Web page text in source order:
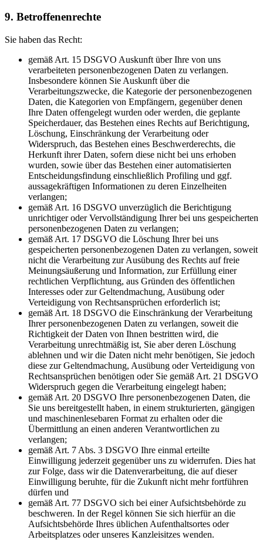
9. Betroffenenrechte
Sie haben das Recht:
gemäß Art. 15 DSGVO Auskunft über Ihre von uns
verarbeiteten personenbezogenen Daten zu verlangen.
Insbesondere können Sie Auskunft über die
Verarbeitungszwecke, die Kategorie der personenbezogenen
Daten, die Kategorien von Empfängern, gegenüber denen
Ihre Daten offengelegt wurden oder werden, die geplante
Speicherdauer, das Bestehen eines Rechts auf Berichtigung,
Löschung, Einschränkung der Verarbeitung oder
Widerspruch, das Bestehen eines Beschwerderechts, die
Herkunft ihrer Daten, sofern diese nicht bei uns erhoben
wurden, sowie über das Bestehen einer automatisierten
Entscheidungsfindung einschließlich Profiling und ggf.
aussagekräftigen Informationen zu deren Einzelheiten
verlangen;
gemäß Art. 16 DSGVO unverzüglich die Berichtigung
unrichtiger oder Vervollständigung Ihrer bei uns gespeicherten
personenbezogenen Daten zu verlangen;
gemäß Art. 17 DSGVO die Löschung Ihrer bei uns
gespeicherten personenbezogenen Daten zu verlangen, soweit
nicht die Verarbeitung zur Ausübung des Rechts auf freie
Meinungsäußerung und Information, zur Erfüllung einer
rechtlichen Verpflichtung, aus Gründen des öffentlichen
Interesses oder zur Geltendmachung, Ausübung oder
Verteidigung von Rechtsansprüchen erforderlich ist;
gemäß Art. 18 DSGVO die Einschränkung der Verarbeitung
Ihrer personenbezogenen Daten zu verlangen, soweit die
Richtigkeit der Daten von Ihnen bestritten wird, die
Verarbeitung unrechtmäßig ist, Sie aber deren Löschung
ablehnen und wir die Daten nicht mehr benötigen, Sie jedoch
diese zur Geltendmachung, Ausübung oder Verteidigung von
Rechtsansprüchen benötigen oder Sie gemäß Art. 21 DSGVO
Widerspruch gegen die Verarbeitung eingelegt haben;
gemäß Art. 20 DSGVO Ihre personenbezogenen Daten, die
Sie uns bereitgestellt haben, in einem strukturierten, gängigen
und maschinenlesebaren Format zu erhalten oder die
Übermittlung an einen anderen Verantwortlichen zu
verlangen;
gemäß Art. 7 Abs. 3 DSGVO Ihre einmal erteilte
Einwilligung jederzeit gegenüber uns zu widerrufen. Dies hat
zur Folge, dass wir die Datenverarbeitung, die auf dieser
Einwilligung beruhte, für die Zukunft nicht mehr fortführen
dürfen und
gemäß Art. 77 DSGVO sich bei einer Aufsichtsbehörde zu
beschweren. In der Regel können Sie sich hierfür an die
Aufsichtsbehörde Ihres üblichen Aufenthaltsortes oder
Arbeitsplatzes oder unseres Kanzleisitzes wenden.